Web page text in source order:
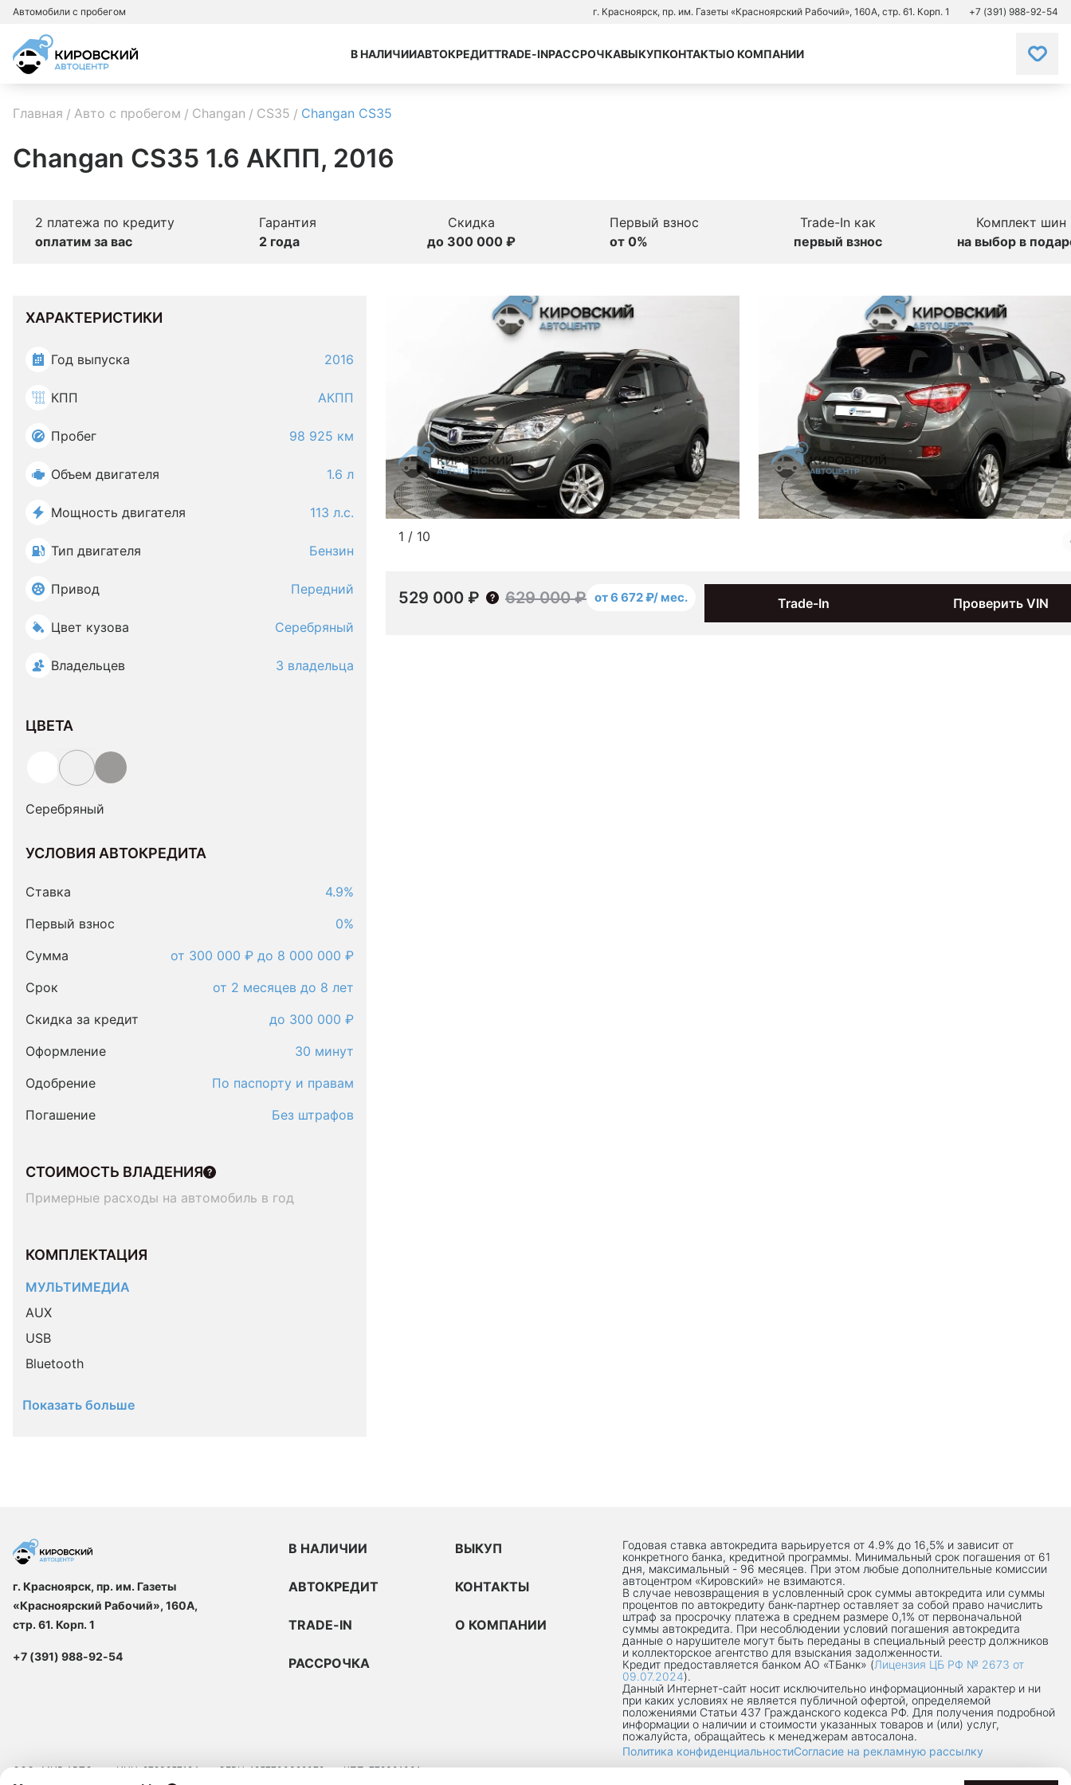
Автомобили с пробегом г. Красноярск, пр. им. Газеты «Красноярский Рабочий», 160А, стр. 61. Корп. 1 +7 (391) 988-92-54
В НАЛИЧИИАВТОКРЕДИТTRADE-INРАССРОЧКАВЫКУПКОНТАКТЫО КОМПАНИИ
Главная Авто с пробегом Changan CS35 Changan CS35
Changan CS35 1.6 АКПП, 2016
2 платежа по кредиту
оплатим за вас
Гарантия
2 года
Скидка
до 300 000 ₽
Первый взнос
от 0%
Trade-In как
первый взнос
Комплект шин
на выбор в
ХАРАКТЕРИСТИКИ
Год выпуска 2016
КПП АКПП
Пробег 98 925 км
Объем двигателя 1.6 л
Мощность двигателя 113 л.с.
Тип двигателя Бензин
Привод Передний
Цвет кузова Серебряный
Владельцев 3 владельца
ЦВЕТА
Серебряный
УСЛОВИЯ АВТОКРЕДИТА
Ставка
4.9%
Первый взнос
0%
Сумма
от 300 000 ₽ до 8 000 000 ₽
Срок
от 2 месяцев до 8 лет
Скидка за кредит
до 300 000 ₽
Оформление
30 минут
Одобрение
По паспорту и правам
Погашение
Без штрафов
СТОИМОСТЬ ВЛАДЕНИЯ
Примерные расходы на автомобиль в год
КОМПЛЕКТАЦИЯ
МУЛЬТИМЕДИА
AUX
USB
Bluetooth
Показать больше
1 / 10
529 000 ₽ 629 000 ₽ от 6 672 ₽/ мес. Trade-In Проверить VIN
г. Красноярск, пр. им. Газеты
«Красноярский Рабочий», 160А,
стр. 61. Корп. 1
+7 (391) 988-92-54
В НАЛИЧИИ
АВТОКРЕДИТ
TRADE-IN
РАССРОЧКА
ВЫКУП
КОНТАКТЫ
О КОМПАНИИ
Годовая ставка автокредита варьируется от 4.9% до 16,5% и зависит от
конкретного банка, кредитной программы. Минимальный срок погашения от 61
дня, максимальный - 96 месяцев. При этом любые дополнительные комиссии
автоцентром «Кировский» не взимаются.
В случае невозвращения в условленный срок суммы автокредита или суммы
процентов по автокредиту банк-партнер оставляет за собой право начислить
штраф за просрочку платежа в среднем размере 0,1% от первоначальной
суммы автокредита. При несоблюдении условий погашения автокредита
данные о нарушителе могут быть переданы в специальный реестр должников
и коллекторское агентство для взыскания задолженности.
Кредит предоставляется банком АО «ТБанк» (Лицензия ЦБ РФ № 2673 от
09.07.2024).
Данный Интернет-сaйт носит исключительно информационный характер и ни
при каких условиях не является публичной офертой, определяемой
положениями Статьи 437 Гражданского кодекса РФ. Для получения подробной
информации о наличии и стоимости указанных товаров и (или) услуг,
пожалуйста, обращайтесь к менеджерам автосалона.
Политика конфиденциальностиСогласие на рекламную рассылку
ООО «МИР АВТО» ИНН: 9723257124 ОГРН: 1257700329072
КПП: 772301001